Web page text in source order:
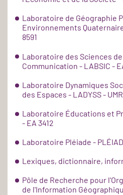
Laboratoire de Géographie
Environnements
8591
Laboratoire des Sciences
Communication - LABSIC -
Laboratoire Dynamiques
des Espaces - LADYSS -
Laboratoire Éducations et
- EA 3412
Laboratoire Pléiade -
Lexiques, dictionnaire,
Pôle de Recherche pour
de l'Information